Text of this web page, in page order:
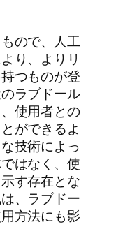
ので、人工
り、よりリ
つものが登
ラブドール
使用者との
ができるよ
技術によっ
はなく、使
す存在とな
、ラブドー
方法にも影